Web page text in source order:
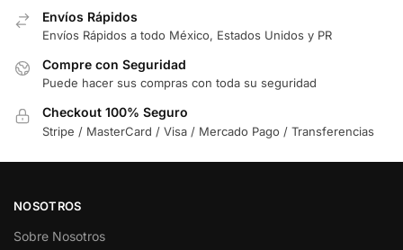
Envíos Rápidos
Envíos Rápidos a todo México, Estados Unidos y PR
Compre con Seguridad
Puede hacer sus compras con toda su seguridad
Checkout 100% Seguro
Stripe / MasterCard / Visa / Mercado Pago / Transferencias
NOSOTROS
Sobre Nosotros